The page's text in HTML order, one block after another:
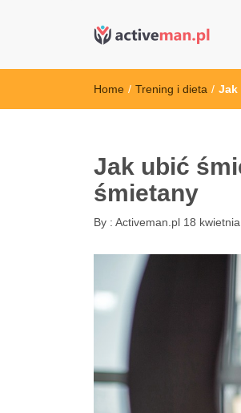
kettler serwis, sklep fitness,
Home / Trening i dieta / Jak
Jak ubić
śmietany
By : Activeman.pl 18